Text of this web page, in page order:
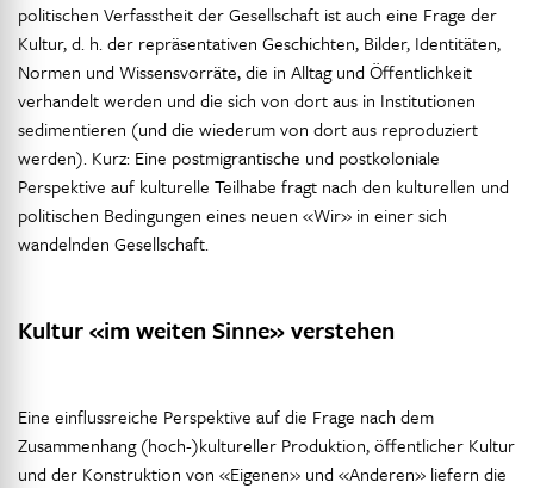
politischen Verfasstheit der Gesellschaft ist auch eine Frage der
Kultur, d. h. der repräsentativen Geschichten, Bilder, Identitäten,
Normen und Wissensvorräte, die in Alltag und Öffentlichkeit
verhandelt werden und die sich von dort aus in Institutionen
sedimentieren (und die wiederum von dort aus reproduziert
werden). Kurz: Eine postmigrantische und postkoloniale
Perspektive auf kulturelle Teilhabe fragt nach den kulturellen und
politischen Bedingungen eines neuen «Wir» in einer sich
wandelnden Gesellschaft.
Kultur «im weiten Sinne» verstehen
Eine einflussreiche Perspektive auf die Frage nach dem
Zusammenhang (hoch-)kultureller Produktion, öffentlicher Kultur
und der Konstruktion von «Eigenen» und «Anderen» liefern die